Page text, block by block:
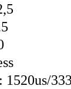
1520us/